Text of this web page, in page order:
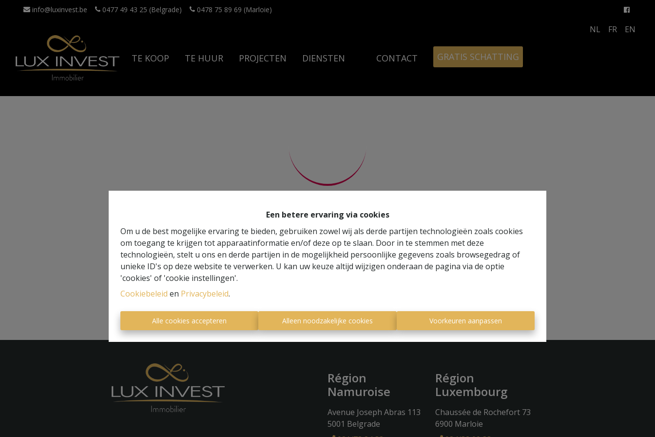
Een betere ervaring via cookies
Om u de best mogelijke ervaring te bieden, gebruiken zowel wij als derde partijen technologieën zoals cookies
om toegang te krijgen tot apparaatinformatie en/of deze op te slaan. Door in te stemmen met deze
technologieën, stelt u ons en derde partijen in de mogelijkheid persoonlijke gegevens zoals browsegedrag of
unieke ID's op deze website te verwerken. U kan uw keuze altijd wijzigen onderaan de pagina via de optie
'cookies' of 'cookie instellingen'.
Cookiebeleid en Privacybeleid.
Alle cookies accepteren Alleen noodzakelijke cookies Voorkeuren aanpassen
info@luxinvest.be 0477 49 43 25 (Belgrade) 0478 75 89 69 (Marloie)
TE KOOP TE HUUR PROJECTEN DIENSTEN CONTACT GRATIS SCHATTING
NL FR EN
Région
Namuroise
Avenue Joseph Abras 113
5001 Belgrade
Région
Luxembourg
Chaussée de Rochefort 73
6900 Marloie